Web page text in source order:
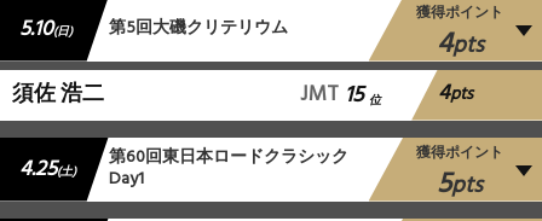
5.10(日) 第5回大磯クリテリウム
獲得ポイント
4pts
須佐 浩二 JMT 15 位 4pts
4.25(土) 第60回東日本ロードクラシック
Day1
獲得ポイント
5pts